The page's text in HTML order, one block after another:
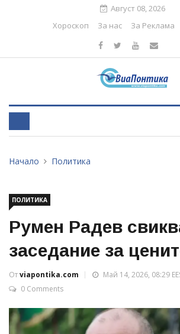
Август 08, 2026
Хороскоп
За нас За Реклама
Начало Политика
ПОЛИТИКА
Румен Радев
заседание за
Отviapontika.com
Май 14, 2026, 08:29
0 Comments